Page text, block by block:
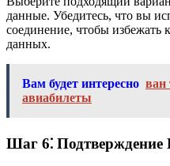
данные. Убедитесь, что вы
соединение, чтобы
данных.
Вам будет интересно ван
авиабилеты
Шаг 6⁚ Подтверждение